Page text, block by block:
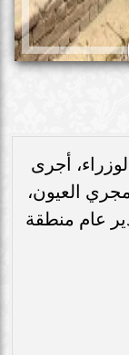
أجرى
العيون،
عام منطقة